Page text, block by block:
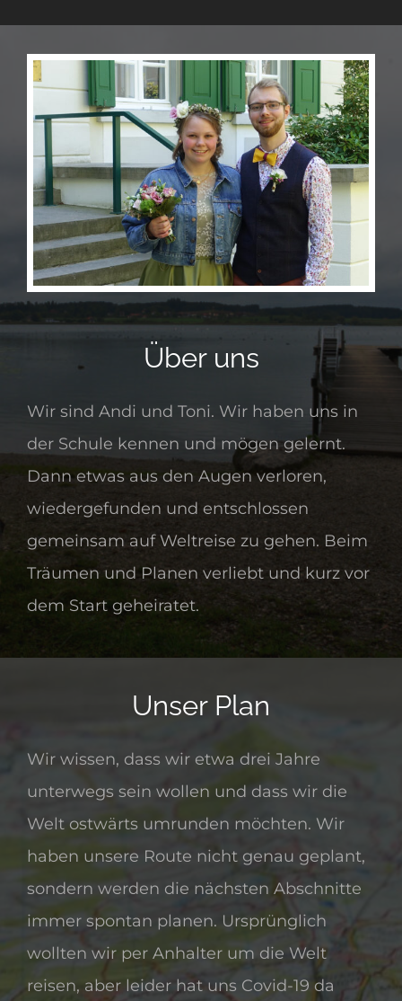
Über uns
Wir sind Andi und Toni. Wir haben uns in
der Schule kennen und mögen gelernt.
Dann etwas aus den Augen verloren,
wiedergefunden und entschlossen
gemeinsam auf Weltreise zu gehen. Beim
Träumen und Planen verliebt und kurz vor
dem Start geheiratet.
Unser Plan
Wir wissen, dass wir etwa drei Jahre
unterwegs sein wollen und dass wir die
Welt ostwärts umrunden möchten. Wir
haben unsere Route nicht genau geplant,
sondern werden die nächsten Abschnitte
immer spontan planen. Ursprünglich
wollten wir per Anhalter um die Welt
reisen, aber leider hat uns Covid-19 da